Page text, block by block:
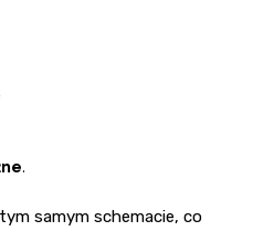
.
samym schemacie, co